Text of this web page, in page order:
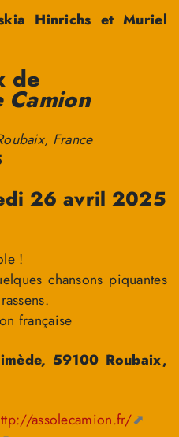
Hinrichs et Muriel
de
Camion
France
26 avril 2025
!
chansons piquantes
française
59100 Roubaix,
assolecamion.fr/